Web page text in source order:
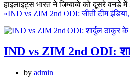
हाइलाइट्स भारत ने जिम्बाब्वे को दूसरे वनडे
»IND vs ZIM 2nd ODI: जीती टीम
IND vs ZIM 2nd ODI:
by admin